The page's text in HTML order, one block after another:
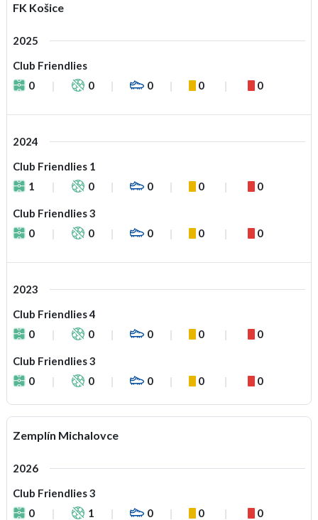
FK Košice
2025
Club Friendlies
0
0 0 0 0
2024
Club Friendlies 1
1
0 0 0 0
Club Friendlies 3
0
0 0 0 0
2023
Club Friendlies 4
0
0 0 0 0
Club Friendlies 3
0
0 0 0 0
Zemplín Michalovce
2026
Club Friendlies 3
0
1 0 0 0